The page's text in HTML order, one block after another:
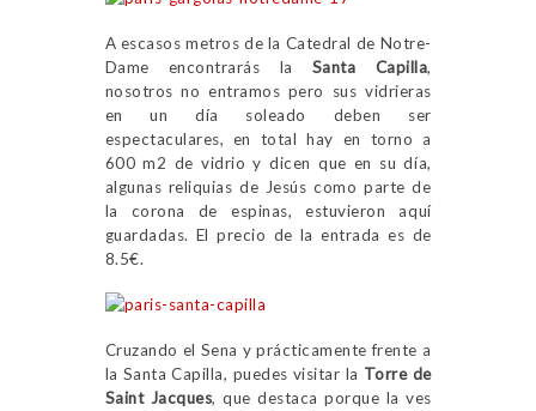
A escasos metros de la Catedral de Notre-
Dame encontrarás la Santa Capilla,
nosotros no entramos pero sus vidrieras
en un día soleado deben ser
espectaculares, en total hay en torno a
600 m2 de vidrio y dicen que en su día,
algunas reliquias de Jesús como parte de
la corona de espinas, estuvieron aquí
guardadas. El precio de la entrada es de
8.5€.
Cruzando el Sena y prácticamente frente a
la Santa Capilla, puedes visitar la Torre de
Saint Jacques, que destaca porque la ves